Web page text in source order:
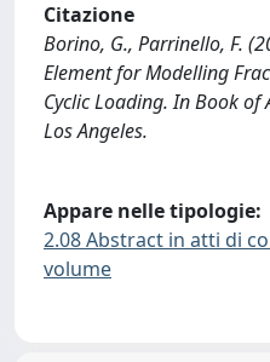
Citazione
Borino, G., Parrinello, F.
Element for Modelling
Cyclic Loading. In Book of
Los Angeles.
Appare nelle tipologie:
2.08 Abstract in atti di
volume